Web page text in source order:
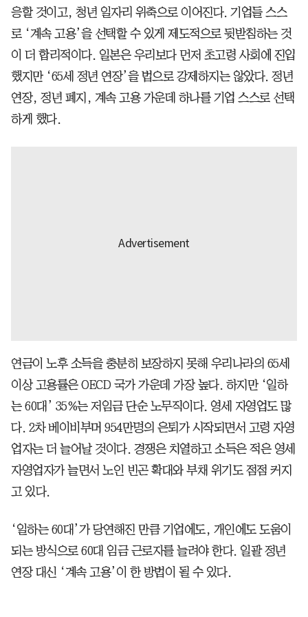
응할 것이고, 청년 일자리 위축으로 이어진다. 기업들 스스
로 ‘계속 고용’을 선택할 수 있게 제도적으로 뒷받침하는 것
이 더 합리적이다. 일본은 우리보다 먼저 초고령 사회에 진입
했지만 ‘65세 정년 연장’을 법으로 강제하지는 않았다. 정년
연장, 정년 폐지, 계속 고용 가운데 하나를 기업 스스로 선택
하게 했다.
연금이 노후 소득을 충분히 보장하지 못해 우리나라의 65세
이상 고용률은 OECD 국가 가운데 가장 높다. 하지만 ‘일하
는 60대’ 35%는 저임금 단순 노무직이다. 영세 자영업도 많
다. 2차 베이비부머 954만명의 은퇴가 시작되면서 고령 자영
업자는 더 늘어날 것이다. 경쟁은 치열하고 소득은 적은 영세
자영업자가 늘면서 노인 빈곤 확대와 부채 위기도 점점 커지
고 있다.
‘일하는 60대’가 당연해진 만큼 기업에도, 개인에도 도움이
되는 방식으로 60대 임금 근로자를 늘려야 한다. 일괄 정년
연장 대신 ‘계속 고용’이 한 방법이 될 수 있다.